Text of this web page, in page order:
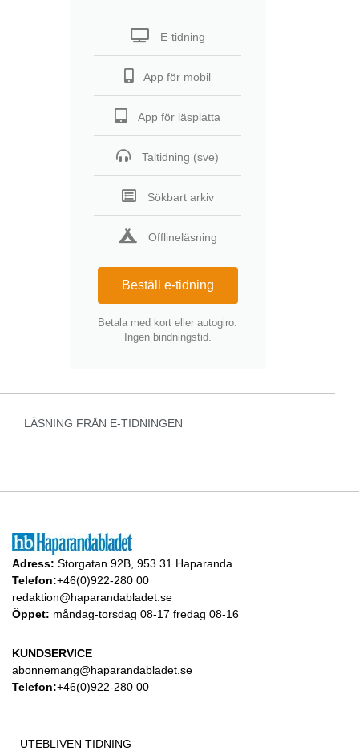
E-tidning
App för mobil
App för läsplatta
Taltidning (sve)
Sökbart arkiv
Offlineläsning
Beställ e-tidning
Betala med kort eller autogiro.
Ingen bindningstid.
LÄSNING FRÅN E-TIDNINGEN
Adress: Storgatan 92B, 953 31 Haparanda
Telefon:+46(0)922-280 00
redaktion@haparandabladet.se
Öppet: måndag-torsdag 08-17 fredag 08-16
KUNDSERVICE
abonnemang@haparandabladet.se
Telefon:+46(0)922-280 00
UTEBLIVEN TIDNING